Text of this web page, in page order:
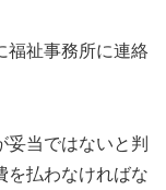
祉事務所に連絡
当ではないと判
を払わなければな